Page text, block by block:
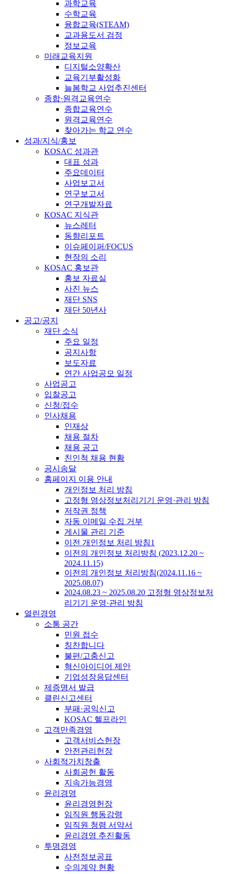
과학교육
수학교육
융합교육(STEAM)
교과용도서 검정
정보교육
미래교육지원
디지털소양확산
교육기부활성화
늘봄학교 사업추진센터
종합·원격교육연수
종합교육연수
원격교육연수
찾아가는 학교 연수
성과/지식/홍보
KOSAC 성과관
대표 성과
주요데이터
사업보고서
연구보고서
연구개발자료
KOSAC 지식관
뉴스레터
동향리포트
이슈페이퍼/FOCUS
현장의 소리
KOSAC 홍보관
홍보 자료실
사진 뉴스
재단 SNS
재단 50년사
공고/공지
재단 소식
주요 일정
공지사항
보도자료
연간 사업공모 일정
사업공고
입찰공고
신청/접수
인사채용
인재상
채용 절차
채용 공고
친인척 채용 현황
공시송달
홈페이지 이용 안내
개인정보 처리 방침
고정형 영상정보처리기기 운영·관리 방침
저작권 정책
자동 이메일 수집 거부
게시물 관리 기준
이전 개인정보 처리 방침1
이전의 개인정보 처리방침 (2023.12.20 ~
2024.11.15)
이전의 개인정보 처리방침(2024.11.16 ~
2025.08.07)
2024.08.23 ~ 2025.08.20 고정형 영상정보처
리기기 운영·관리 방침
열린경영
소통 공간
민원 접수
칭찬합니다
불편/고충신고
혁신아이디어 제안
기업성장응답센터
제증명서 발급
클린신고센터
부패·공익신고
KOSAC 헬프라인
고객만족경영
고객서비스헌장
안전관리헌장
사회적가치창출
사회공헌 활동
지속가능경영
윤리경영
윤리경영헌장
임직원 행동강령
임직원 청렴 서약서
윤리경영 추진활동
투명경영
사전정보공표
수의계약 현황